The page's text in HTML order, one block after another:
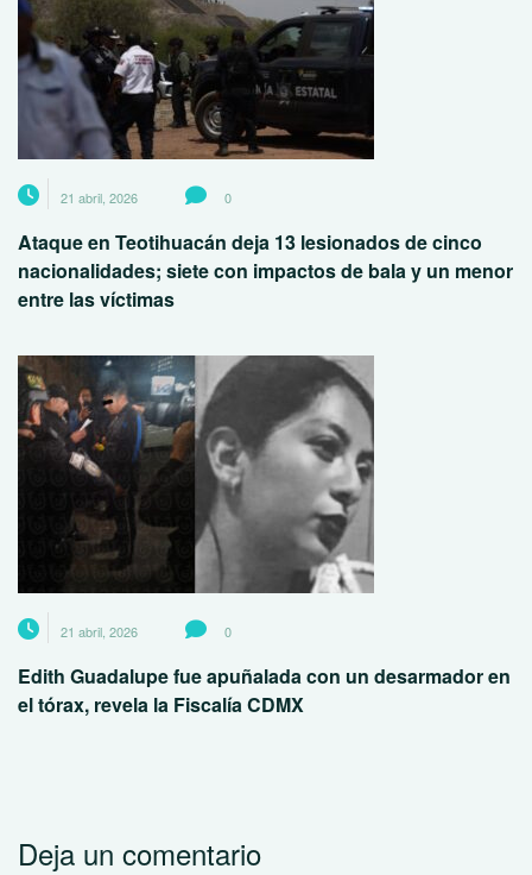
21 abril, 2026 0
Ataque en Teotihuacán deja 13 lesionados de cinco
nacionalidades; siete con impactos de bala y un menor
entre las víctimas
21 abril, 2026 0
Edith Guadalupe fue apuñalada con un desarmador en
el tórax, revela la Fiscalía CDMX
Deja un comentario